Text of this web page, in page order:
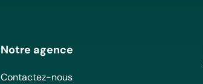
Notre agence
Contactez-nous